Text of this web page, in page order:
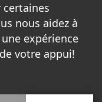
(Québec) J8X 4C1
certaines
nous aidez à
expérience
votre appui!